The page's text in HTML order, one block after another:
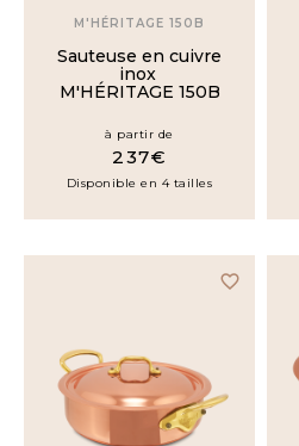
M'HÉRITAGE 150B
Sauteuse en cuivre
inox
M'HÉRITAGE 150B
à partir de
237€
Disponible en 4 tailles
favorite_border